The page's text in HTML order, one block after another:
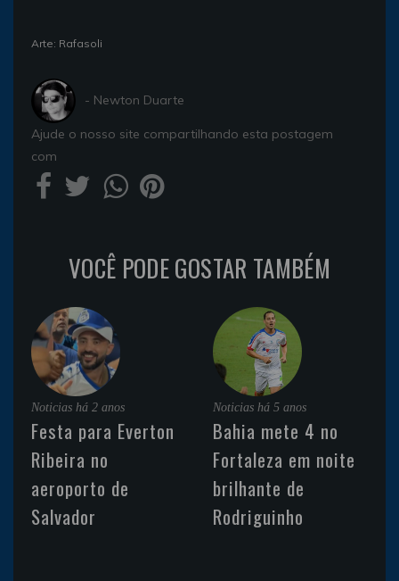
Arte: Rafasoli
- Newton Duarte
Ajude o nosso site compartilhando esta postagem
com
VOCÊ PODE GOSTAR TAMBÉM
Noticias há 2 anos
Festa para Everton
Ribeira no
aeroporto de
Salvador
Noticias há 5 anos
Bahia mete 4 no
Fortaleza em noite
brilhante de
Rodriguinho